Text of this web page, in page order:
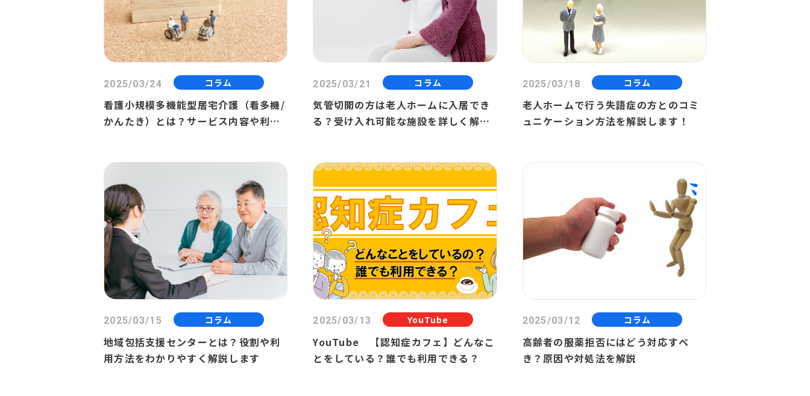
2025/03/24 コラム
看護小規模多機能型居宅介護（看多機/
かんたき）とは？サービス内容や利用
2025/03/21 コラム
気管切開の方は老人ホームに入居でき
る？受け入れ可能な施設を詳しく解説
2025/03/18 コラム
老人ホームで行う失語症の方とのコミ
ュニケーション方法を解説します！
2025/03/15 コラム
地域包括支援センターとは？役割や利
用方法をわかりやすく解説します
2025/03/13 YouTube
YouTube 【認知症カフェ】どんなこ
とをしている？誰でも利用できる？
2025/03/12 コラム
高齢者の服薬拒否にはどう対応すべ
き？原因や対処法を解説